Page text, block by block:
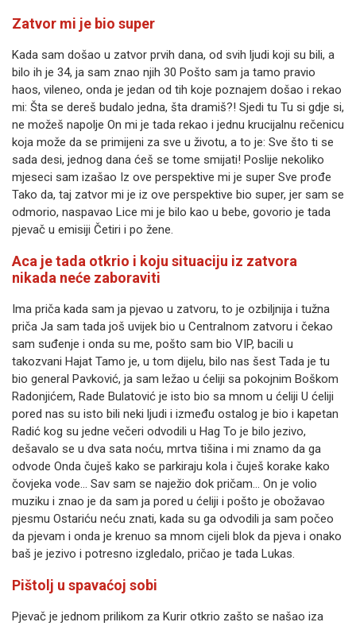
Zatvor mi je bio super
Kada sam došao u zatvor prvih dana, od svih ljudi koji su bili, a
bilo ih je 34, ja sam znao njih 30 Pošto sam ja tamo pravio
haos, vileneo, onda je jedan od tih koje poznajem došao i rekao
mi: Šta se dereš budalo jedna, šta dramiš?! Sjedi tu Tu si gdje si,
ne možeš napolje On mi je tada rekao i jednu krucijalnu rečenicu
koja može da se primijeni za sve u životu, a to je: Sve što ti se
sada desi, jednog dana ćeš se tome smijati! Poslije nekoliko
mjeseci sam izašao Iz ove perspektive mi je super Sve prođe
Tako da, taj zatvor mi je iz ove perspektive bio super, jer sam se
odmorio, naspavao Lice mi je bilo kao u bebe, govorio je tada
pjevač u emisiji Četiri i po žene.
Aca je tada otkrio i koju situaciju iz zatvora
nikada neće zaboraviti
Ima priča kada sam ja pjevao u zatvoru, to je ozbiljnija i tužna
priča Ja sam tada još uvijek bio u Centralnom zatvoru i čekao
sam suđenje i onda su me, pošto sam bio VIP, bacili u
takozvani Hajat Tamo je, u tom dijelu, bilo nas šest Tada je tu
bio general Pavković, ja sam ležao u ćeliji sa pokojnim Boškom
Radonjićem, Rade Bulatović je isto bio sa mnom u ćeliji U ćeliji
pored nas su isto bili neki ljudi i između ostalog je bio i kapetan
Radić kog su jedne večeri odvodili u Hag To je bilo jezivo,
dešavalo se u dva sata noću, mrtva tišina i mi znamo da ga
odvode Onda čuješ kako se parkiraju kola i čuješ korake kako
čovjeka vode... Sav sam se naježio dok pričam... On je volio
muziku i znao je da sam ja pored u ćeliji i pošto je obožavao
pjesmu Ostariću neću znati, kada su ga odvodili ja sam počeo
da pjevam i onda je krenuo sa mnom cijeli blok da pjeva i onako
baš je jezivo i potresno izgledalo, pričao je tada Lukas.
Pištolj u spavaćoj sobi
Pjevač je jednom prilikom za Kurir otkrio zašto se našao iza